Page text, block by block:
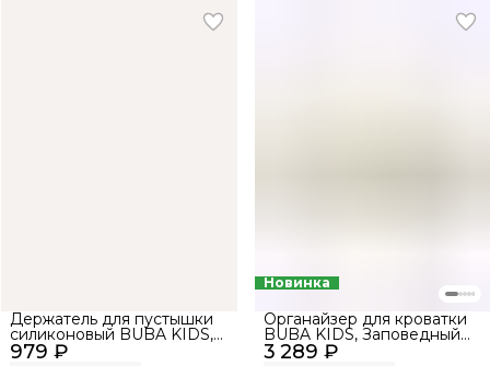
979 ₽
Держатель для пустышки
силиконовый BUBA KIDS,
Candy, Тропический мусс
Новинка
3 289 ₽
Органайзер для кроватки
BUBA KIDS, Заповедный
лес/Натуральный